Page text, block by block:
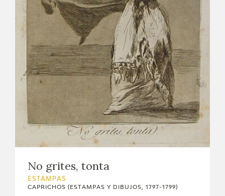
No grites, tonta
ESTAMPAS
CAPRICHOS (ESTAMPAS Y DIBUJOS, 1797-1799)